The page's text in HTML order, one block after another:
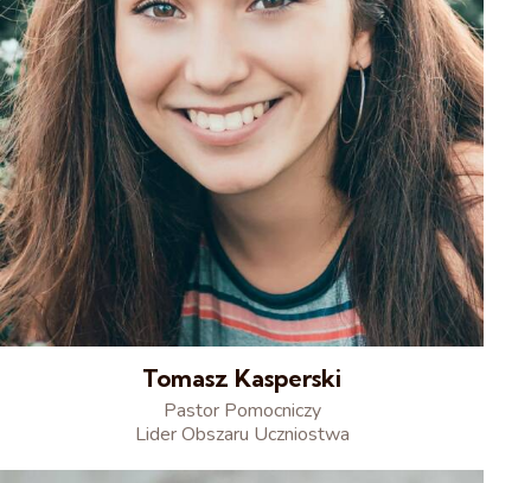
Tomasz Kasperski
Pastor Pomocniczy
Lider Obszaru Uczniostwa